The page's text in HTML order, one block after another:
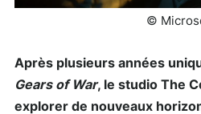
©
Après plusieurs années
Gears of War, le studio The
explorer de nouveaux